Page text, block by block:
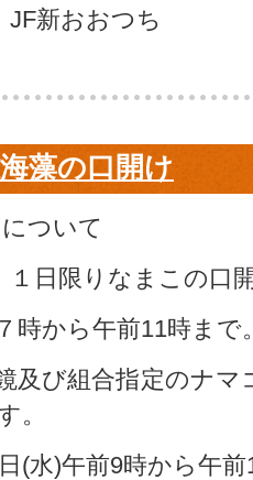
新おおつち
藻の口開け
ついて
１日限りなまこの口
時から午前11時まで
及び組合指定のナ
。
(水)午前9時から午